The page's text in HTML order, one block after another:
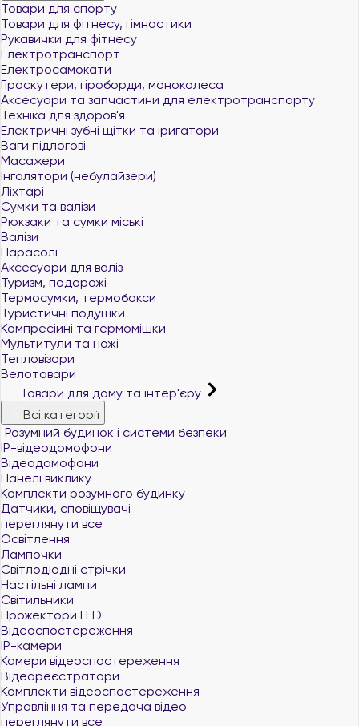
Товари для спорту
Товари для фітнесу, гімнастики
Рукавички для фітнесу
Електротранспорт
Електросамокати
Гіроскутери, гіроборди, моноколеса
Аксесуари та запчастини для електротранспорту
Техніка для здоров'я
Електричні зубні щітки та іригатори
Ваги підлогові
Масажери
Інгалятори (небулайзери)
Ліхтарі
Сумки та валізи
Рюкзаки та сумки міські
Валізи
Парасолі
Аксесуари для валіз
Туризм, подорожі
Термосумки, термобокси
Туристичні подушки
Компресійні та гермомішки
Мультитули та ножі
Тепловізори
Велотовари
Товари для дому та інтер'єру
Всі категорії
Розумний будинок і системи безпеки
IP-відеодомофони
Відеодомофони
Панелі виклику
Комплекти розумного будинку
Датчики, сповіщувачі
переглянути все
Освітлення
Лампочки
Світлодіодні стрічки
Настільні лампи
Світильники
Прожектори LED
Відеоспостереження
IP-камери
Камери відеоспостереження
Відеореєстратори
Комплекти відеоспостереження
Управління та передача відео
переглянути все